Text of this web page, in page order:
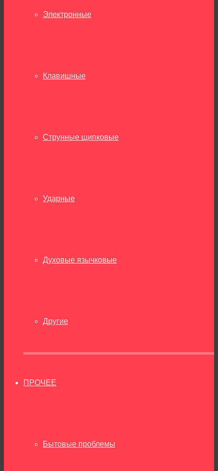
Электронные
Клавишные
Струнные щипковые
Ударные
Духовые язычковые
Другие
ПРОЧЕЕ
Бытовые проблемы